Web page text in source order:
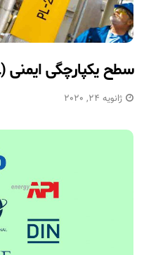
سطح یکپارچگی ایمنی (SIL) چیست؟
ژانویه 24, 2020